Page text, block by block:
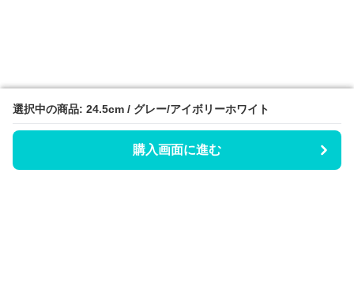
選択中の商品: 24.5cm / グレー/アイボリーホワイト
購入画面に進む
選択中の商品: 24.5cm / グレー/アイボリーホワイト
購入画面に進む